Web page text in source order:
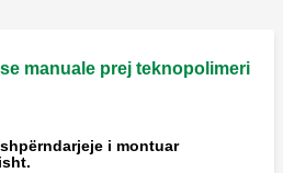
manuale prej teknopolimeri
i montuar